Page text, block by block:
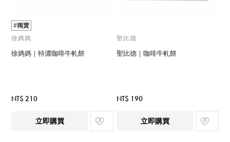
#獨賣
徐媽媽
徐媽媽｜特濃咖啡牛軋餅
NT$ 210
立即購買
聖比德
聖比德｜咖啡牛軋餅
NT$ 190
立即購買